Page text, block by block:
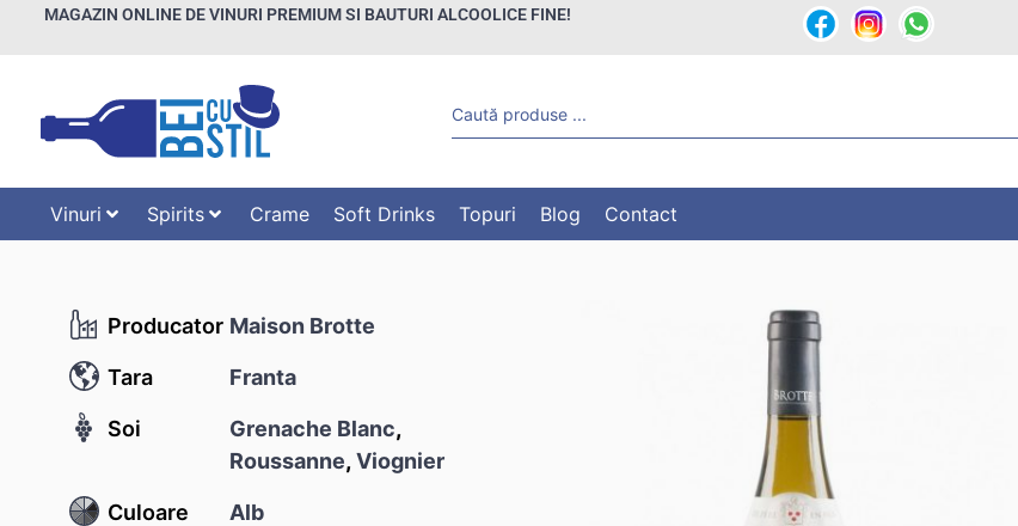
MAGAZIN ONLINE DE VINURI PREMIUM SI BAUTURI ALCOOLICE FINE!
Vinuri Spirits Crame Soft Drinks Topuri Blog Contact
Producator Maison Brotte
Tara Franta
Soi Grenache Blanc,
Roussanne,Viognier
Culoare Alb